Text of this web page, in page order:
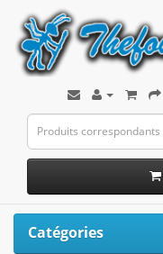
Catégories